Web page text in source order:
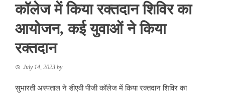
कॉलेज में किया रक्तदान शिविर का
आयोजन, कई युवाओं ने किया
रक्तदान
July 14, 2023 by
सुभारती अस्पताल ने डीएवी पीजी कॉलेज में किया रक्तदान शिविर का